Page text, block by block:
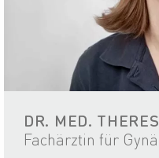
DR. MED.
Fachärztin für